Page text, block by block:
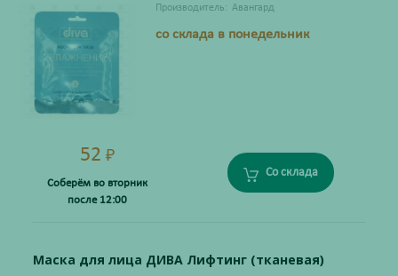
Производитель: Авангард
со склада в понедельник
52 ₽
Соберём во вторник
после 12:00
Со склада
Маска для лица ДИВА Лифтинг (тканевая)